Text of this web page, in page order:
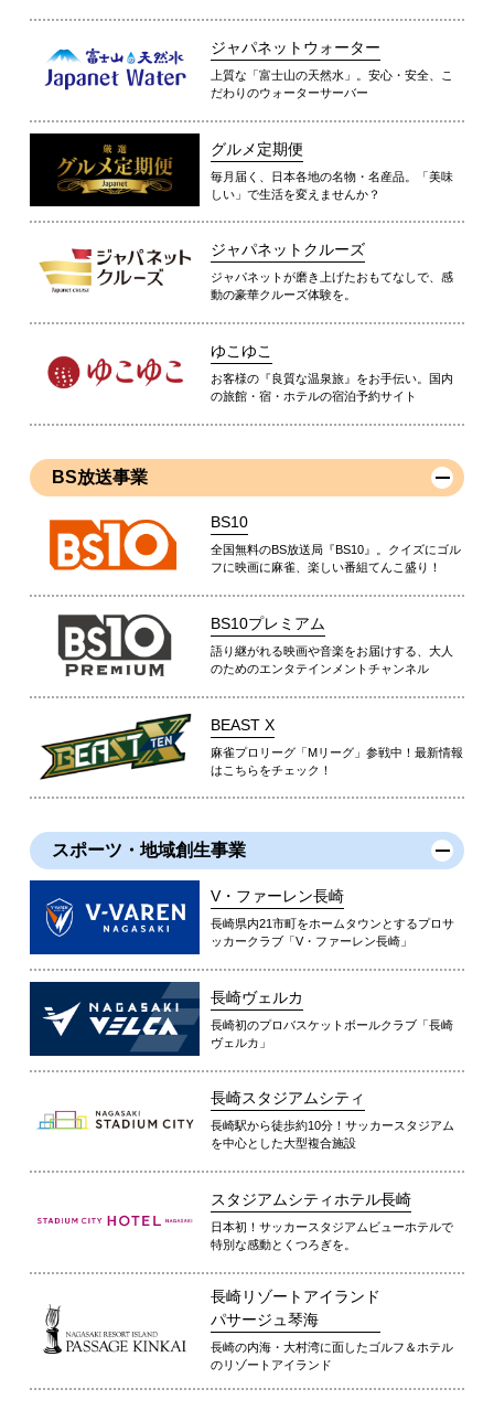
ジャパネットウォーター
上質な「富士山の天然水」。安心・安全、こ
だわりのウォーターサーバー
グルメ定期便
毎月届く、日本各地の名物・名産品。「美味
しい」で生活を変えませんか？
ジャパネットクルーズ
ジャパネットが磨き上げたおもてなしで、感
動の豪華クルーズ体験を。
ゆこゆこ
お客様の『良質な温泉旅』をお手伝い。国内
の旅館・宿・ホテルの宿泊予約サイト
BS放送事業
BS10
全国無料のBS放送局『BS10』。クイズにゴル
フに映画に麻雀、楽しい番組てんこ盛り！
BS10プレミアム
語り継がれる映画や音楽をお届けする、大人
のためのエンタテインメントチャンネル
BEAST X
麻雀プロリーグ「Mリーグ」参戦中！最新情報
はこちらをチェック！
スポーツ・地域創生事業
V・ファーレン長崎
長崎県内21市町をホームタウンとするプロサ
ッカークラブ「V・ファーレン長崎」
長崎ヴェルカ
長崎初のプロバスケットボールクラブ「長崎
ヴェルカ」
長崎スタジアムシティ
長崎駅から徒歩約10分！サッカースタジアム
を中心とした大型複合施設
スタジアムシティホテル長崎
日本初！サッカースタジアムビューホテルで
特別な感動とくつろぎを。
長崎リゾートアイランド
パサージュ琴海
長崎の内海・大村湾に面したゴルフ＆ホテル
のリゾートアイランド